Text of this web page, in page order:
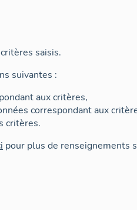
saisis.
suivantes :
aux critères,
correspondant aux
critères.
pour plus de renseignements